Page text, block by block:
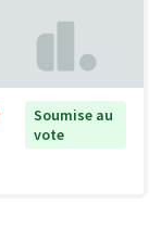
Soumise au
vote